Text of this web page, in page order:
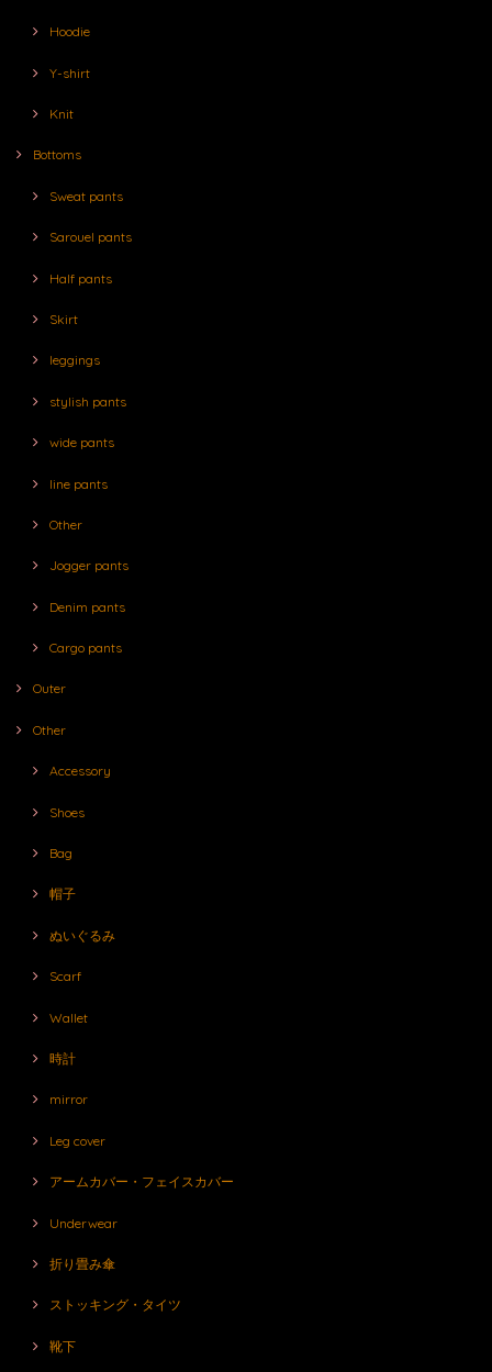
Hoodie
Y-shirt
Knit
Bottoms
Sweat pants
Sarouel pants
Half pants
Skirt
leggings
stylish pants
wide pants
line pants
Other
Jogger pants
Denim pants
Cargo pants
Outer
Other
Accessory
Shoes
Bag
帽子
ぬいぐるみ
Scarf
Wallet
時計
mirror
Leg cover
アームカバー・フェイスカバー
Underwear
折り畳み傘
ストッキング・タイツ
靴下